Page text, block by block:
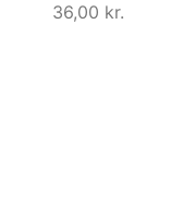
36,00 kr.